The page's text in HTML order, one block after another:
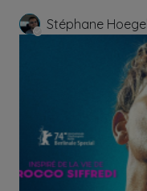
Stéphane Hoegel